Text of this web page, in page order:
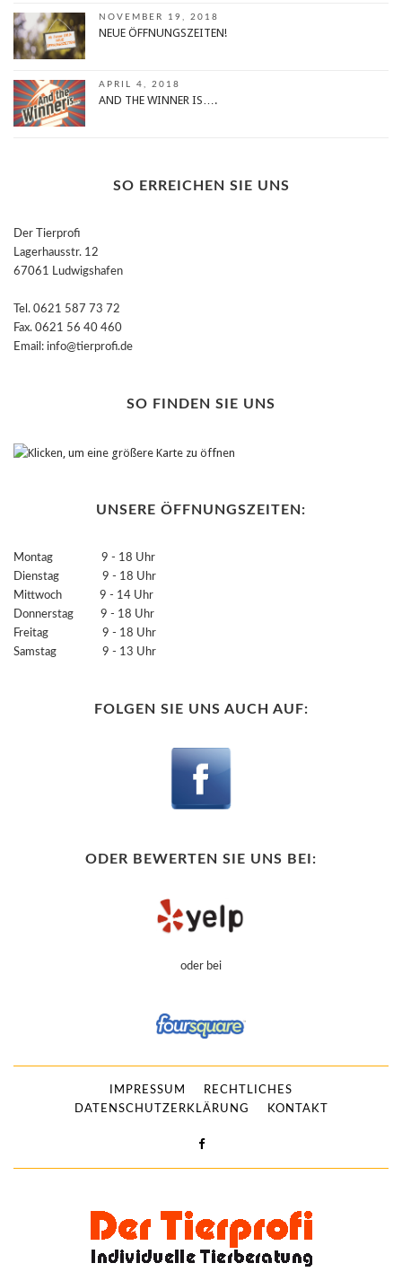
NOVEMBER 19, 2018
NEUE ÖFFNUNGSZEITEN!
APRIL 4, 2018
AND THE WINNER IS….
SO ERREICHEN SIE UNS
Der Tierprofi
Lagerhausstr. 12
67061 Ludwigshafen
Tel. 0621 587 73 72
Fax. 0621 56 40 460
Email: info@tierprofi.de
SO FINDEN SIE UNS
UNSERE ÖFFNUNGSZEITEN:
Montag 9 - 18 Uhr
Dienstag 9 - 18 Uhr
Mittwoch 9 - 14 Uhr
Donnerstag 9 - 18 Uhr
Freitag 9 - 18 Uhr
Samstag 9 - 13 Uhr
FOLGEN SIE UNS AUCH AUF:
ODER BEWERTEN SIE UNS BEI:
oder bei
IMPRESSUM
RECHTLICHES
DATENSCHUTZERKLÄRUNG
KONTAKT